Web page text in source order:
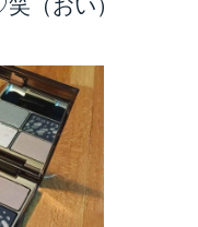
（おい）